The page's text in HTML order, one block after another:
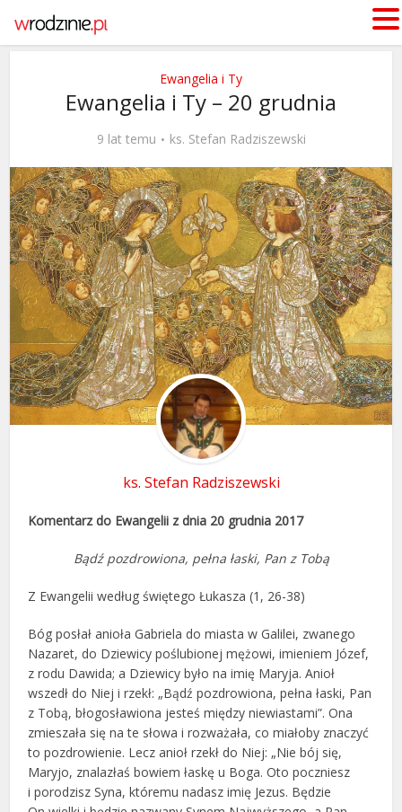
Ewangelia i Ty
Ewangelia i Ty – 20 grudnia
9 lat temu ks. Stefan Radziszewski
ks. Stefan Radziszewski
Komentarz do Ewangelii z dnia 20 grudnia 2017
Bądź pozdrowiona, pełna łaski, Pan z Tobą
Z Ewangelii według świętego Łukasza (1, 26-38)
Bóg posłał anioła Gabriela do miasta w Galilei, zwanego
Nazaret, do Dziewicy poślubionej mężowi, imieniem Józef,
z rodu Dawida; a Dziewicy było na imię Maryja. Anioł
wszedł do Niej i rzekł: „Bądź pozdrowiona, pełna łaski, Pan
z Tobą, błogosławiona jesteś między niewiastami”. Ona
zmieszała się na te słowa i rozważała, co miałoby znaczyć
to pozdrowienie. Lecz anioł rzekł do Niej: „Nie bój się,
Maryjo, znalazłaś bowiem łaskę u Boga. Oto poczniesz
i porodzisz Syna, któremu nadasz imię Jezus. Będzie